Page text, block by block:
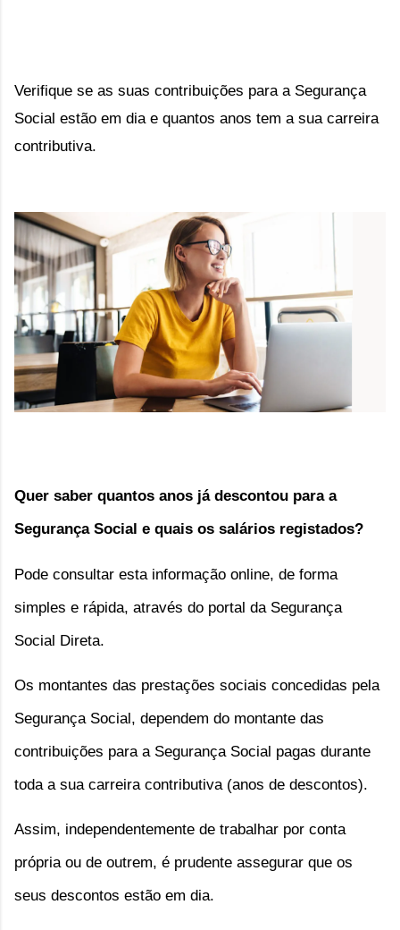
Verifique se as suas contribuições para a Segurança
Social estão em dia e quantos anos tem a sua carreira
contributiva.
Quer saber quantos anos já descontou para a
Segurança Social e quais os salários registados?
Pode consultar esta informação online, de forma
simples e rápida, através do portal da Segurança
Social Direta.
Os montantes das prestações sociais concedidas pela
Segurança Social, dependem do montante das
contribuições para a Segurança Social pagas durante
toda a sua carreira contributiva (anos de descontos).
Assim, independentemente de trabalhar por conta
própria ou de outrem, é prudente assegurar que os
seus descontos estão em dia.